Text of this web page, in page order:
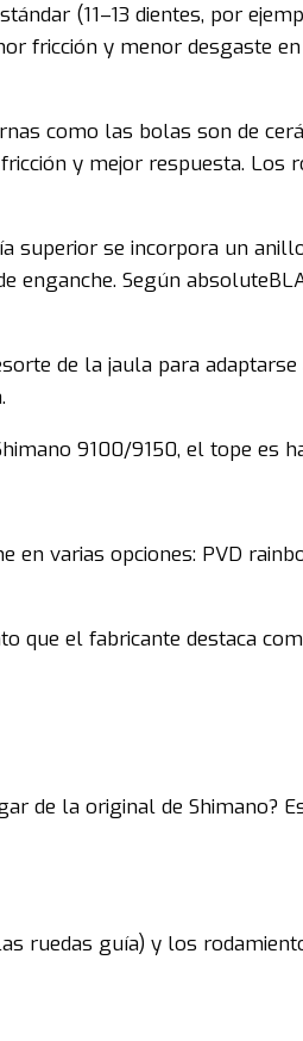
(11–13 dientes, por
fricción y menor desgaste
como las bolas son de
y mejor respuesta.
superior se incorpora un
Según
de la jaula para
9100/9150, el tope es
varias opciones: PVD
que el fabricante destaca
de la original de Shimano?
ruedas guía) y los